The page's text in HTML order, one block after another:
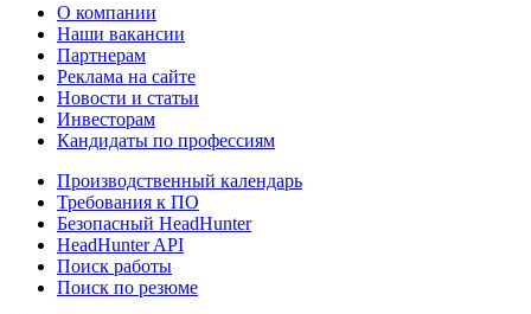
О компании
Наши вакансии
Партнерам
Реклама на сайте
Новости и статьи
Инвесторам
Кандидаты по профессиям
Производственный календарь
Требования к ПО
Безопасный HeadHunter
HeadHunter API
Поиск работы
Поиск по резюме